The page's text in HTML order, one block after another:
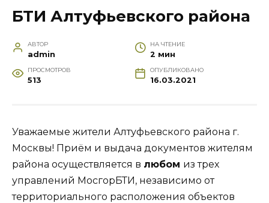
БТИ Алтуфьевского района
АВТОР
admin
НА ЧТЕНИЕ
2 мин
ПРОСМОТРОВ
513
ОПУБЛИКОВАНО
16.03.2021
Уважаемые жители Алтуфьевского района г.
Москвы! Приём и выдача документов жителям
района осуществляется в любом из трех
управлений МосгорБТИ, независимо от
территориального расположения объектов